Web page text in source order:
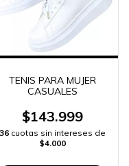
TENIS PARA MUJER
CASUALES
$143.999
36 cuotas sin intereses de
$4.000